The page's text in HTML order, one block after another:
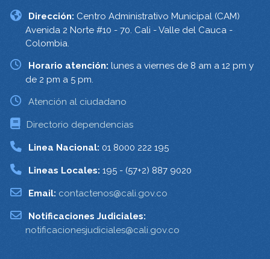
Dirección: Centro Administrativo Municipal (CAM)
Avenida 2 Norte #10 - 70. Cali - Valle del Cauca -
Colombia.
Horario atención: lunes a viernes de 8 am a 12 pm y
de 2 pm a 5 pm.
Atención al ciudadano
Directorio dependencias
Linea Nacional: 01 8000 222 195
Lineas Locales: 195 - (57+2) 887 9020
Email: contactenos@cali.gov.co
Notificaciones Judiciales:
notificacionesjudiciales@cali.gov.co